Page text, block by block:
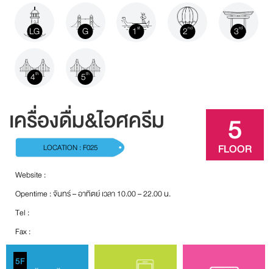
LG G 1st 2nd 3rd
4th 5th
5
FLOOR
เครื่องดื่ม&ไอศครีม
LOCATION : F025
Website :
Opentime : จันทร์ – อาทิตย์ เวลา 10.00 – 22.00 น.
Tel :
Fax :
5F